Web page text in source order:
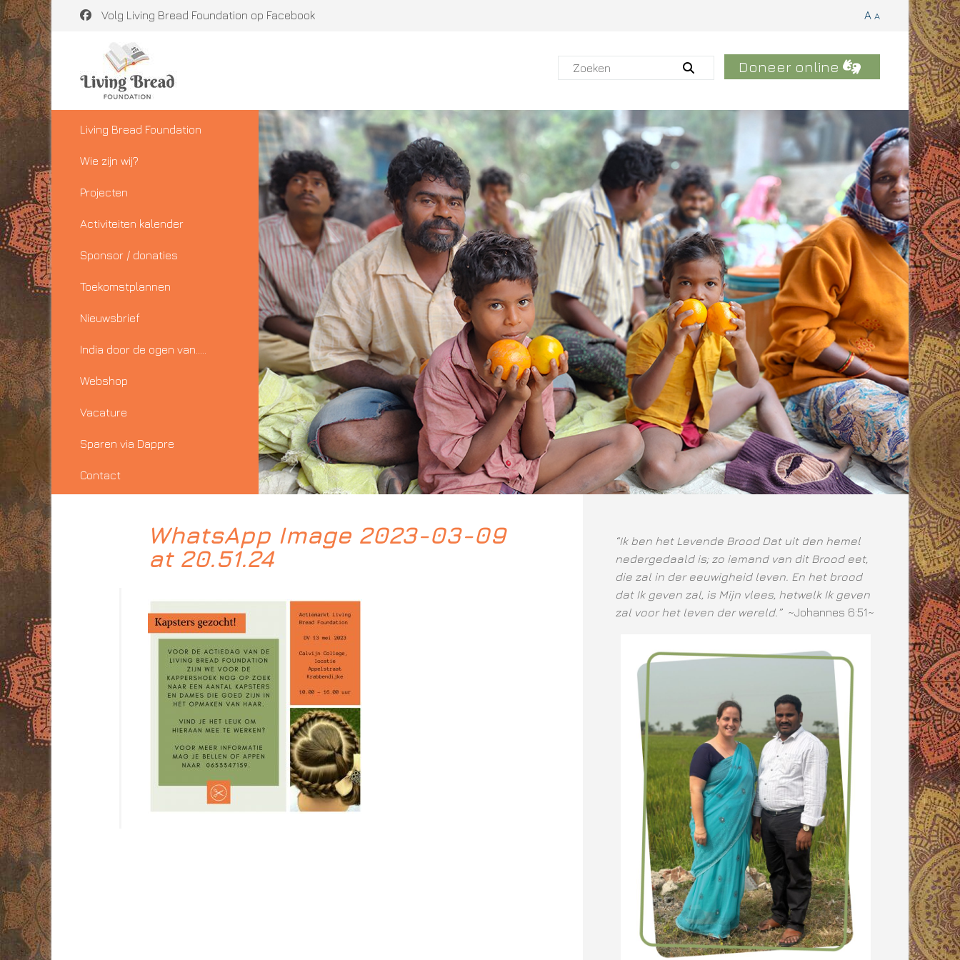
Volg Living Bread Foundation op Facebook A A
Doneer online
Living Bread Foundation
Wie zijn wij?
Projecten
Activiteiten kalender
Sponsor / donaties
Toekomstplannen
Nieuwsbrief
India door de ogen van…..
Webshop
Vacature
Sparen via Dappre
Contact
WhatsApp Image 2023-03-09
at 20.51.24
“Ik ben het Levende Brood Dat uit den hemel
nedergedaald is; zo iemand van dit Brood eet,
die zal in der eeuwigheid leven. En het brood
dat Ik geven zal, is Mijn vlees, hetwelk Ik geven
zal voor het leven der wereld.” ~Johannes 6:51~